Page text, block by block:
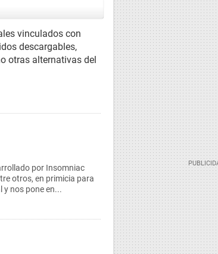
vinculados con
descargables,
otras alternativas del
por Insomniac
otros, en primicia para
y nos pone en...